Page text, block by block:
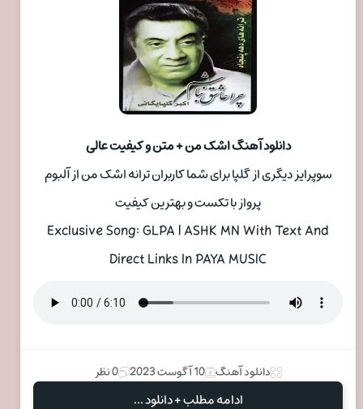
دانلود آهنگ اشک من + متن و کیفیت عالی
سوپرایز دیگری از گلپا برای شما کاربران ترانه اشک من از آلبوم
پرواز با تکست و بهترین کیفیت
Exclusive Song: GLPA | ASHK MN With Text And
Direct Links In PAYA MUSIC
دانلود آهنگ 10 آگوست 2023 0 نظر
ادامه مطلب + دانلود ...